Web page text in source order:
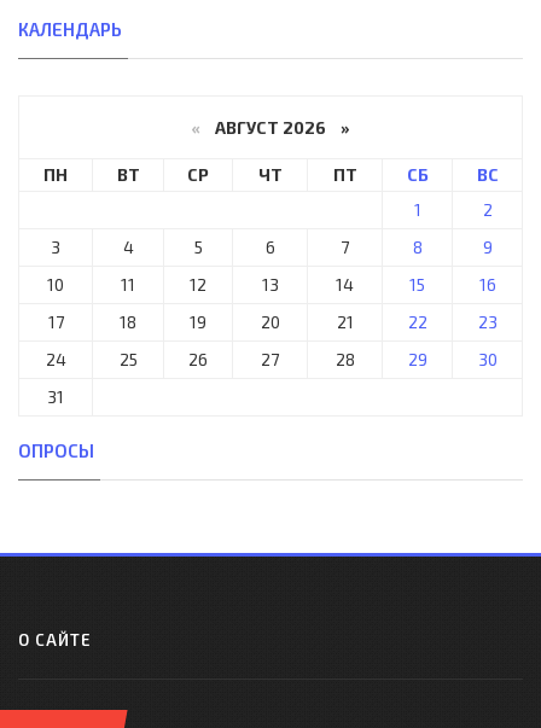
КАЛЕНДАРЬ
« АВГУСТ 2026 »
ПН ВТ СР ЧТ ПТ СБ
ВС
1
2
3
4 5 6 7 8
9
10
11 12 13 14 15
16
17
18 19 20 21 22
23
24
25 26 27 28 29
30
31
ОПРОСЫ
О САЙТЕ